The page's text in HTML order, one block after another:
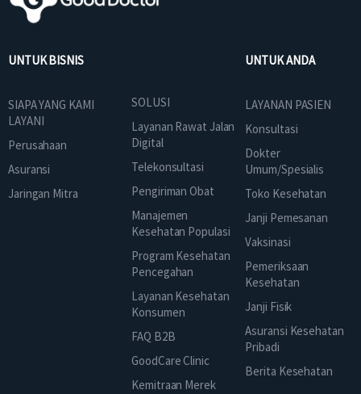
UNTUK BISNIS
SIAPA YANG KAMI
LAYANI
Perusahaan
Asuransi
Jaringan Mitra
SOLUSI
Layanan Rawat Jalan
Digital
Telekonsultasi
Pengiriman Obat
Manajemen
Kesehatan Populasi
Program Kesehatan
Pencegahan
Layanan Kesehatan
Konsumen
FAQ B2B
GoodCare Clinic
Kemitraan Merek
UNTUK ANDA
LAYANAN PASIEN
Konsultasi
Dokter
Umum/Spesialis
Toko Kesehatan
Janji Pemesanan
Vaksinasi
Pemeriksaan
Kesehatan
Janji Fisik
Asuransi Kesehatan
Pribadi
Berita Kesehatan